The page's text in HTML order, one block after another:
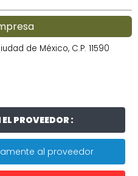
de México, C.P. 11590
PROVEEDOR :
al proveedor